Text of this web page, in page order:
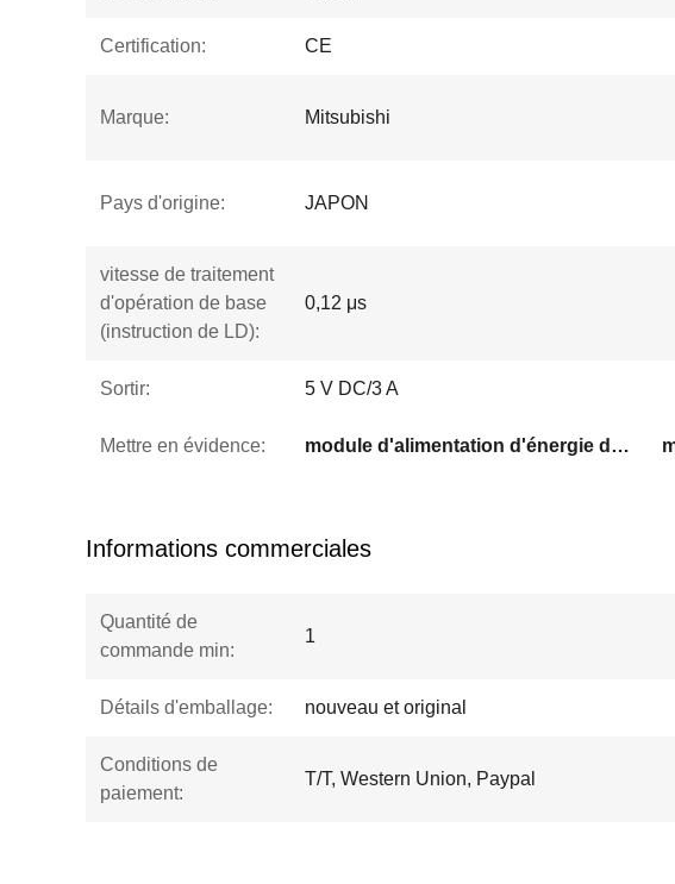
Certification: CE
Marque: Mitsubishi
Pays d'origine: JAPON
vitesse de traitement
d'opération de base
(instruction de LD):
0,12 μs
Sortir: 5 V DC/3 A
Mettre en évidence: module d'alimentation d'énergie de PLC
Informations commerciales
Quantité de
commande min:
1
Détails d'emballage: nouveau et original
Conditions de
paiement:
T/T, Western Union, Paypal